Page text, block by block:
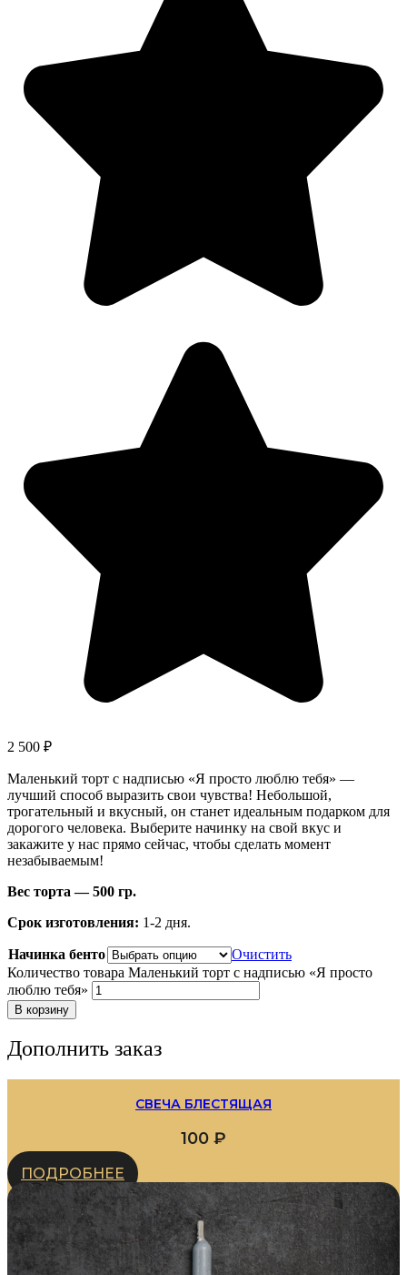
2 500 ₽
Маленький торт с надписью «Я просто люблю тебя» —
лучший способ выразить свои чувства! Небольшой,
трогательный и вкусный, он станет идеальным подарком для
дорогого человека. Выберите начинку на свой вкус и
закажите у нас прямо сейчас, чтобы сделать момент
незабываемым!
Вес торта — 500 гр.
Срок изготовления: 1-2 дня.
Начинка бенто
Очистить
Количество товара Маленький торт с надписью «Я просто
люблю тебя»
В корзину
Дополнить заказ
СВЕЧА БЛЕСТЯЩАЯ
100 ₽
ПОДРОБНЕЕ